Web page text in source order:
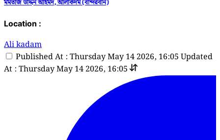
মমতাজ উদ্দিন আহমদ, আলীকদম (বান্দরবান)
Location :
Ali kadam
Published At : Thursday May 14 2026, 16:05 Updated
At : Thursday May 14 2026, 16:05